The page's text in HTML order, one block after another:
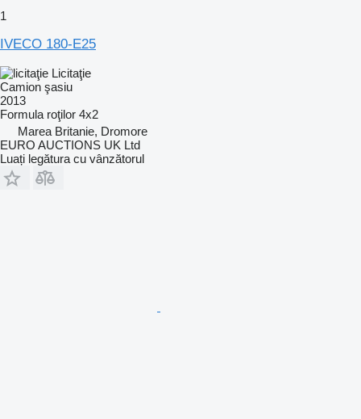
1
IVECO 180-E25
Licitaţie
Camion şasiu
2013
Formula roţilor 4x2
Marea Britanie, Dromore
EURO AUCTIONS UK Ltd
Luați legătura cu vânzătorul